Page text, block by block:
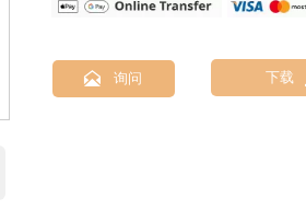
 询问 下载